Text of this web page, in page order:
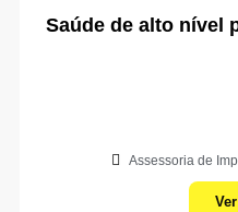
Saúde de alto nível
Assessoria de